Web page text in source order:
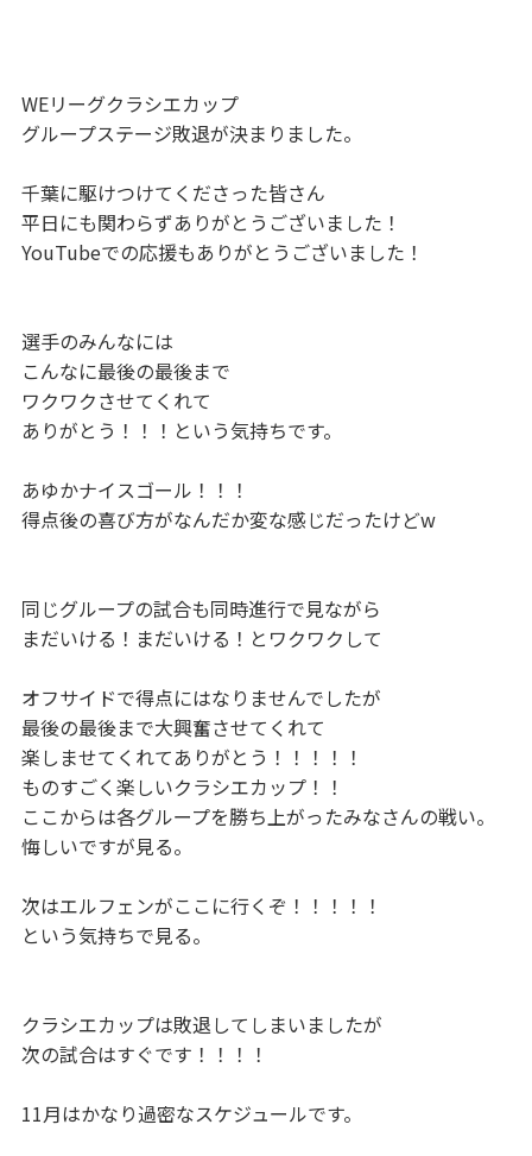
WEリーグクラシエカップ
グループステージ敗退が決まりました。
千葉に駆けつけてくださった皆さん
平日にも関わらずありがとうございました！
YouTubeでの応援もありがとうございました！
選手のみんなには
こんなに最後の最後まで
ワクワクさせてくれて
ありがとう！！！という気持ちです。
あゆかナイスゴール！！！
得点後の喜び方がなんだか変な感じだったけどw
同じグループの試合も同時進行で見ながら
まだいける！まだいける！とワクワクして
オフサイドで得点にはなりませんでしたが
最後の最後まで大興奮させてくれて
楽しませてくれてありがとう！！！！！
ものすごく楽しいクラシエカップ！！
ここからは各グループを勝ち上がったみなさんの戦い。
悔しいですが見る。
次はエルフェンがここに行くぞ！！！！！
という気持ちで見る。
クラシエカップは敗退してしまいましたが
次の試合はすぐです！！！！
11月はかなり過密なスケジュールです。